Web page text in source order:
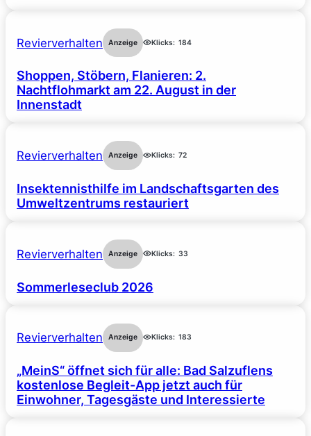
Revierverhalten Anzeige Klicks: 184
Shoppen, Stöbern, Flanieren: 2.
Nachtflohmarkt am 22. August in der
Innenstadt
Revierverhalten Anzeige Klicks: 72
Insektennisthilfe im Landschaftsgarten des
Umweltzentrums restauriert
Revierverhalten Anzeige Klicks: 33
Sommerleseclub 2026
Revierverhalten Anzeige Klicks: 183
„MeinS“ öffnet sich für alle: Bad Salzuflens
kostenlose Begleit-App jetzt auch für
Einwohner, Tagesgäste und Interessierte